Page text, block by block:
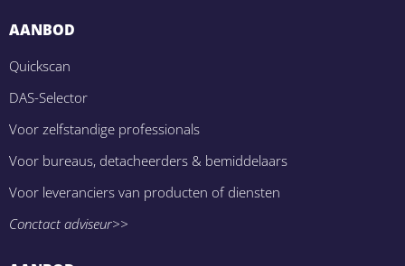
AANBOD
Quickscan
DAS-Selector
Voor zelfstandige professionals
Voor bureaus, detacheerders & bemiddelaars
Voor leveranciers van producten of diensten
Conctact adviseur>>